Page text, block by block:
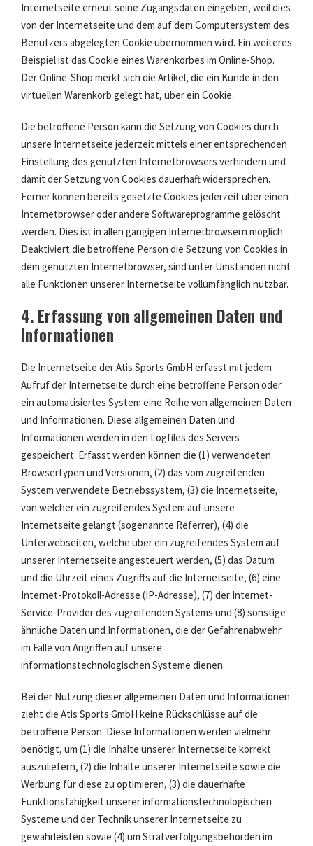
Internetseite erneut seine Zugangsdaten eingeben, weil dies
von der Internetseite und dem auf dem Computersystem des
Benutzers abgelegten Cookie übernommen wird. Ein weiteres
Beispiel ist das Cookie eines Warenkorbes im Online-Shop.
Der Online-Shop merkt sich die Artikel, die ein Kunde in den
virtuellen Warenkorb gelegt hat, über ein Cookie.
Die betroffene Person kann die Setzung von Cookies durch
unsere Internetseite jederzeit mittels einer entsprechenden
Einstellung des genutzten Internetbrowsers verhindern und
damit der Setzung von Cookies dauerhaft widersprechen.
Ferner können bereits gesetzte Cookies jederzeit über einen
Internetbrowser oder andere Softwareprogramme gelöscht
werden. Dies ist in allen gängigen Internetbrowsern möglich.
Deaktiviert die betroffene Person die Setzung von Cookies in
dem genutzten Internetbrowser, sind unter Umständen nicht
alle Funktionen unserer Internetseite vollumfänglich nutzbar.
4. Erfassung von allgemeinen Daten und
Informationen
Die Internetseite der Atis Sports GmbH erfasst mit jedem
Aufruf der Internetseite durch eine betroffene Person oder
ein automatisiertes System eine Reihe von allgemeinen Daten
und Informationen. Diese allgemeinen Daten und
Informationen werden in den Logfiles des Servers
gespeichert. Erfasst werden können die (1) verwendeten
Browsertypen und Versionen, (2) das vom zugreifenden
System verwendete Betriebssystem, (3) die Internetseite,
von welcher ein zugreifendes System auf unsere
Internetseite gelangt (sogenannte Referrer), (4) die
Unterwebseiten, welche über ein zugreifendes System auf
unserer Internetseite angesteuert werden, (5) das Datum
und die Uhrzeit eines Zugriffs auf die Internetseite, (6) eine
Internet-Protokoll-Adresse (IP-Adresse), (7) der Internet-
Service-Provider des zugreifenden Systems und (8) sonstige
ähnliche Daten und Informationen, die der Gefahrenabwehr
im Falle von Angriffen auf unsere
informationstechnologischen Systeme dienen.
Bei der Nutzung dieser allgemeinen Daten und Informationen
zieht die Atis Sports GmbH keine Rückschlüsse auf die
betroffene Person. Diese Informationen werden vielmehr
benötigt, um (1) die Inhalte unserer Internetseite korrekt
auszuliefern, (2) die Inhalte unserer Internetseite sowie die
Werbung für diese zu optimieren, (3) die dauerhafte
Funktionsfähigkeit unserer informationstechnologischen
Systeme und der Technik unserer Internetseite zu
gewährleisten sowie (4) um Strafverfolgungsbehörden im